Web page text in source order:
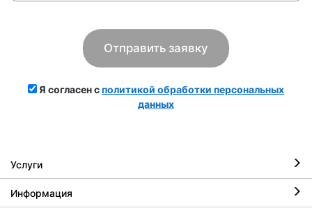
Я согласен сполитикой обработки персональных
данных
Услуги
Ремонт iPhone
Информация